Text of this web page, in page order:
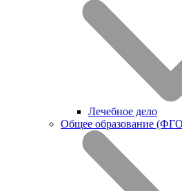
Лечебное дело
Общее образование